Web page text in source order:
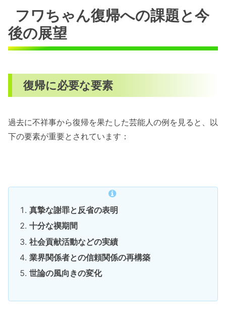
フワちゃん復帰への課題と今
後の展望
復帰に必要な要素
過去に不祥事から復帰を果たした芸能人の例を見ると、以
下の要素が重要とされています：
真摯な謝罪と反省の表明
十分な禊期間
社会貢献活動などの実績
業界関係者との信頼関係の再構築
世論の風向きの変化